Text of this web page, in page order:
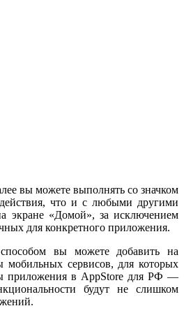
вы можете выполнять со значком
что и с любыми другими
экране «Домой», за исключением
для конкретного приложения.
вы можете добавить на
сервисов, для которых
приложения в AppStore для РФ —
будут не слишком